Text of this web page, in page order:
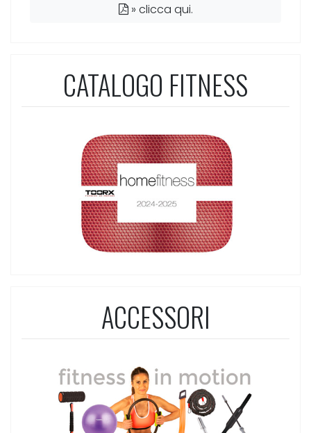
» clicca qui.
CATALOGO FITNESS
ACCESSORI